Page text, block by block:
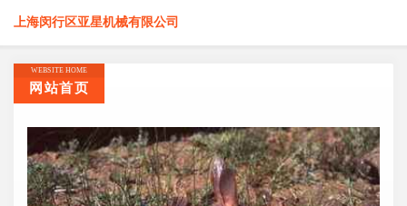
上海闵行区亚星机械有限公司
WEBSITE HOME
网站首页